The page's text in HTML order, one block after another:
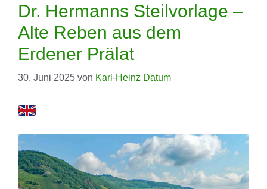
Dr. Hermanns Steilvorlage –
Alte Reben aus dem
Erdener Prälat
30. Juni 2025 von Karl-Heinz Datum